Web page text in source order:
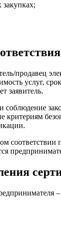
закупках;
продавец
услуг,
заявитель.
критериям